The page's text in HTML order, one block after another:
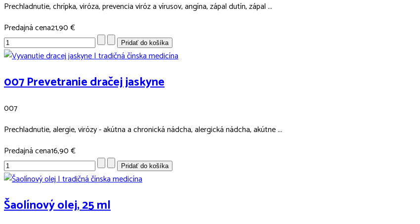
Prechladnutie, chrípka, viróza, prevencia viróz a vírusov, angína, zápal dutín, zápal ...
Predajná cena21,90 €
007 Prevetranie dračej jaskyne
007
Prechladnutie, alergie, virózy - akútna a chronická nádcha, alergická nádcha, akútne ...
Predajná cena16,90 €
Šaolínový olej, 25 ml